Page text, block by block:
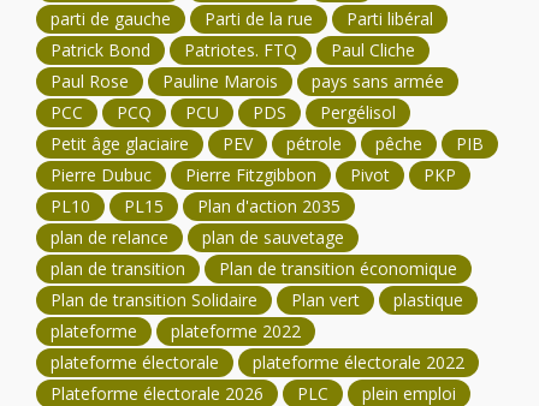
parti de gauche
Parti de la rue
Parti libéral
Patrick Bond
Patriotes. FTQ
Paul Cliche
Paul Rose
Pauline Marois
pays sans armée
PCC
PCQ PCU PDS
Pergélisol
Petit âge glaciaire
PEV pétrole pêche
PIB
Pierre Dubuc
Pierre Fitzgibbon Pivot
PKP
PL10
PL15
Plan d'action 2035
plan de relance
plan de sauvetage
plan de transition
Plan de transition économique
Plan de transition Solidaire
Plan vert
plastique
plateforme
plateforme 2022
plateforme électorale
plateforme électorale 2022
Plateforme électorale 2026
PLC
plein emploi